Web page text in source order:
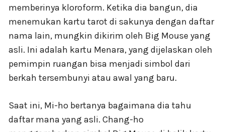
memberinya kloroform. Ketika dia bangun, dia
menemukan kartu tarot di sakunya dengan daftar
nama lain, mungkin dikirim oleh Big Mouse yang
asli. Ini adalah kartu Menara, yang dijelaskan oleh
pemimpin ruangan bisa menjadi simbol dari
berkah tersembunyi atau awal yang baru.
Saat ini, Mi-ho bertanya bagaimana dia tahu
daftar mana yang asli. Chang-ho